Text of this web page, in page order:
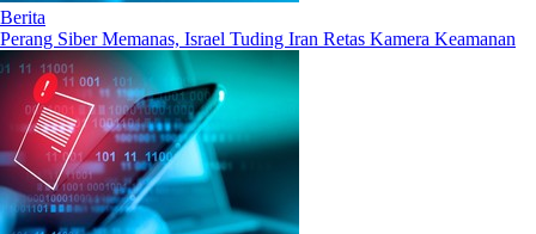
Berita
Perang Siber Memanas, Israel Tuding Iran Retas Kamera Keamanan